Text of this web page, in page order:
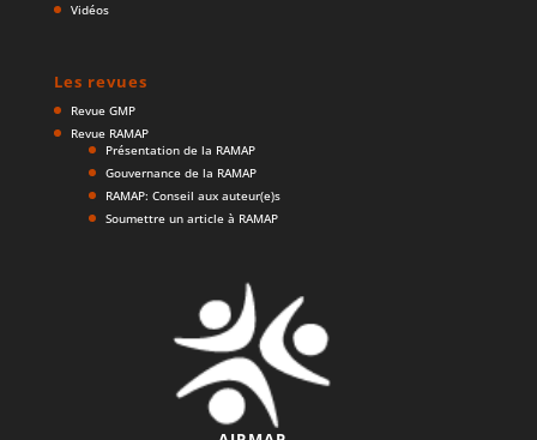
Vidéos
Les revues
Revue GMP
Revue RAMAP
Présentation de la RAMAP
Gouvernance de la RAMAP
RAMAP: Conseil aux auteur(e)s
Soumettre un article à RAMAP